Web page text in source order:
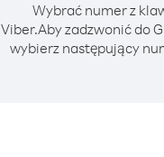
Wybrać numer z
Viber.Aby zadzwonić do
wybierz następujący